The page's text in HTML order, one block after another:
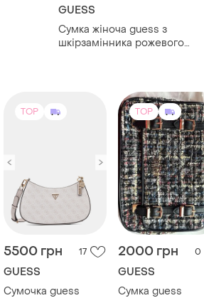
GUESS
Сумка жіноча guess з
шкірзамінника рожевого
TOP
5500 грн 17
GUESS
Сумочка guess
TOP
2000 грн 0
GUESS
Сумка guess